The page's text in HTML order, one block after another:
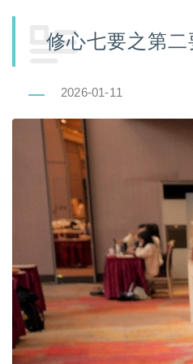
修心七要之第
2026-01-11